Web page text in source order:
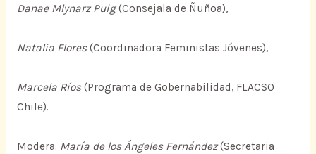
Danae Mlynarz Puig(Consejala de Ñuñoa),
Natalia Flores(Coordinadora Feministas Jóvenes),
Marcela Ríos(Programa de Gobernabilidad, FLACSO
Chile).
Modera: María de los Ángeles Fernández(Secretaria